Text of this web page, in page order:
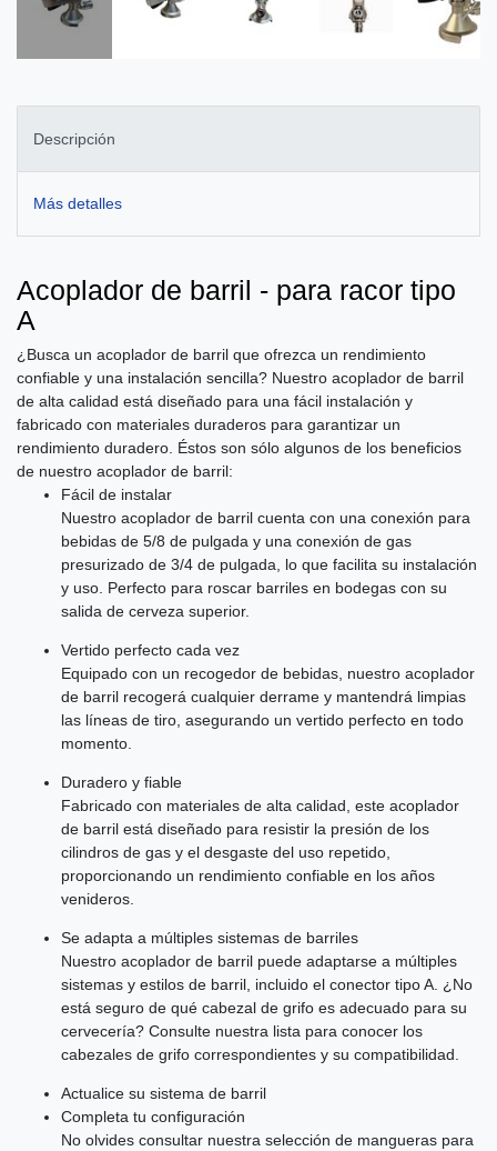
Descripción
Más detalles
Acoplador de barril - para racor tipo
A
¿Busca un acoplador de barril que ofrezca un rendimiento
confiable y una instalación sencilla? Nuestro acoplador de barril
de alta calidad está diseñado para una fácil instalación y
fabricado con materiales duraderos para garantizar un
rendimiento duradero. Éstos son sólo algunos de los beneficios
de nuestro acoplador de barril:
Fácil de instalar
Nuestro acoplador de barril cuenta con una conexión para
bebidas de 5/8 de pulgada y una conexión de gas
presurizado de 3/4 de pulgada, lo que facilita su instalación
y uso. Perfecto para roscar barriles en bodegas con su
salida de cerveza superior.
Vertido perfecto cada vez
Equipado con un recogedor de bebidas, nuestro acoplador
de barril recogerá cualquier derrame y mantendrá limpias
las líneas de tiro, asegurando un vertido perfecto en todo
momento.
Duradero y fiable
Fabricado con materiales de alta calidad, este acoplador
de barril está diseñado para resistir la presión de los
cilindros de gas y el desgaste del uso repetido,
proporcionando un rendimiento confiable en los años
venideros.
Se adapta a múltiples sistemas de barriles
Nuestro acoplador de barril puede adaptarse a múltiples
sistemas y estilos de barril, incluido el conector tipo A. ¿No
está seguro de qué cabezal de grifo es adecuado para su
cervecería? Consulte nuestra lista para conocer los
cabezales de grifo correspondientes y su compatibilidad.
Actualice su sistema de barril
Completa tu configuración
No olvides consultar nuestra selección de mangueras para